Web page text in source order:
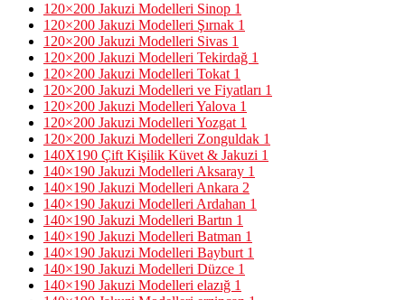
120×200 Jakuzi Modelleri Sinop 1
120×200 Jakuzi Modelleri Şırnak 1
120×200 Jakuzi Modelleri Sivas 1
120×200 Jakuzi Modelleri Tekirdağ 1
120×200 Jakuzi Modelleri Tokat 1
120×200 Jakuzi Modelleri ve Fiyatları 1
120×200 Jakuzi Modelleri Yalova 1
120×200 Jakuzi Modelleri Yozgat 1
120×200 Jakuzi Modelleri Zonguldak 1
140X190 Çift Kişilik Küvet & Jakuzi 1
140×190 Jakuzi Modelleri Aksaray 1
140×190 Jakuzi Modelleri Ankara 2
140×190 Jakuzi Modelleri Ardahan 1
140×190 Jakuzi Modelleri Bartın 1
140×190 Jakuzi Modelleri Batman 1
140×190 Jakuzi Modelleri Bayburt 1
140×190 Jakuzi Modelleri Düzce 1
140×190 Jakuzi Modelleri elazığ 1